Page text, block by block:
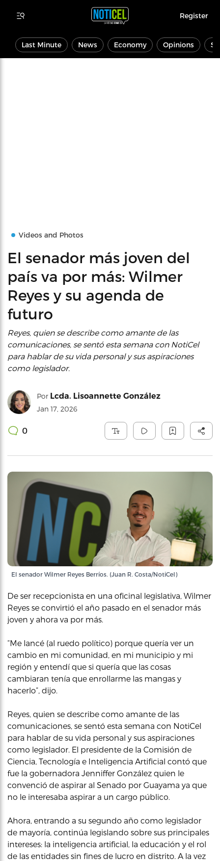
Register
Last Minute News Economy Opinions
Videos and Photos
El senador más joven del
país va por más: Wilmer
Reyes y su agenda de
futuro
Reyes, quien se describe como amante de las
comunicaciones, se sentó esta semana con NotiCel
para hablar de su vida personal y sus aspiraciones
como legislador.
Por Lcda. Lisoannette González
Jan 17, 2026
0
El senador Wilmer Reyes Berríos. (Juan R. Costa/NotiCel)
De ser recepcionista en una oficinal legislativa, Wilmer
Reyes se convirtió el año pasado en el senador más
joven y ahora va por más.
“Me lancé (al ruedo político) porque quería ver un
cambio en mi comunidad, en mi municipio y mi
región y entendí que si quería que las cosas
cambiaran tenía que enrollarme las mangas y
hacerlo”, dijo.
Reyes, quien se describe como amante de las
comunicaciones, se sentó esta semana con NotiCel
para hablar de su vida personal y sus aspiraciones
como legislador. El presidente de la Comisión de
Ciencia, Tecnología e Inteligencia Artificial contó que
fue la gobernadora Jenniffer González quien le
convenció de aspirar al Senado por Guayama ya que
no le interesaba aspirar a un cargo público.
Ahora, entrando a su segundo año como legislador
de mayoría, continúa legislando sobre sus principales
intereses: la inteligencia artificial, la educación y el rol
de las entidades sin fines de lucro en distrito. A la vez